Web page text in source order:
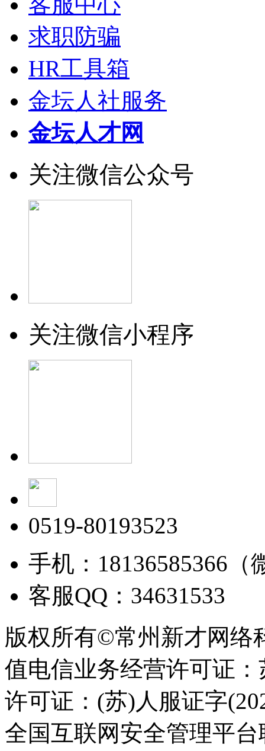
求职防骗
HR工具箱
金坛人社服务
金坛人才网
关注微信公众号
关注微信小程序
0519-80193523
手机：18136585366（
客服QQ：34631533
版权所有©常州新才网络
值电信业务经营许可证
许可证：(苏)人服证字
全国互联网安全管理平